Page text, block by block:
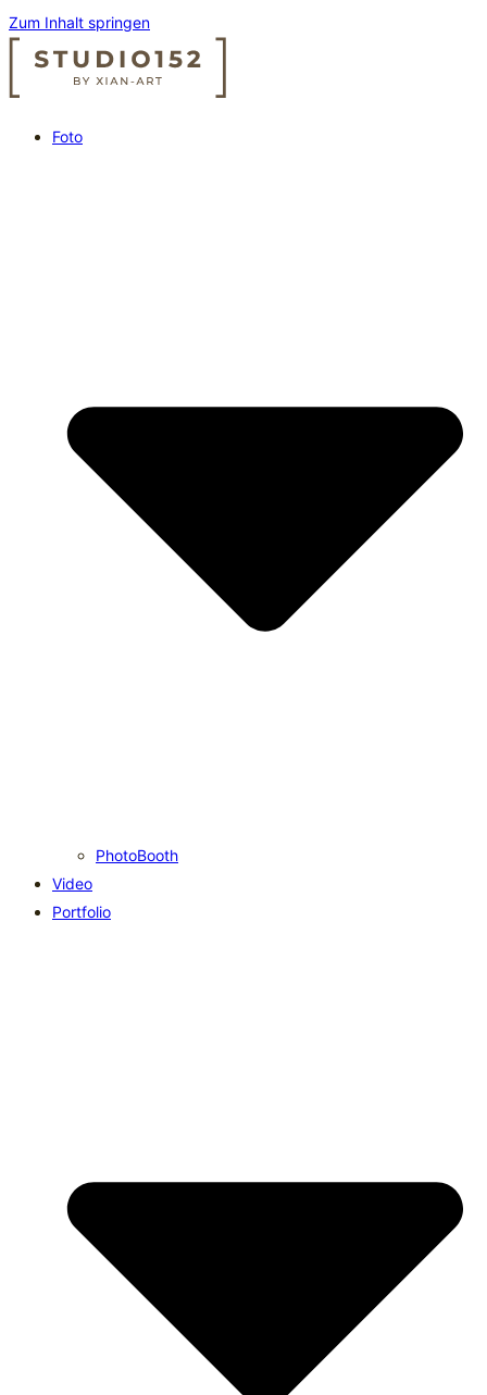
Zum Inhalt springen
Foto
PhotoBooth
Video
Portfolio